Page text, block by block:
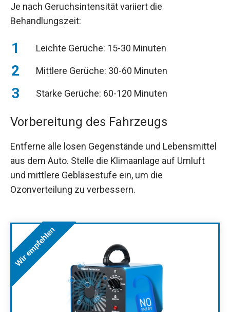
Je nach Geruchsintensität variiert die
Behandlungszeit:
Leichte Gerüche: 15-30 Minuten
Mittlere Gerüche: 30-60 Minuten
Starke Gerüche: 60-120 Minuten
Vorbereitung des Fahrzeugs
Entferne alle losen Gegenstände und Lebensmittel
aus dem Auto. Stelle die Klimaanlage auf Umluft
und mittlere Gebläsestufe ein, um die
Ozonverteilung zu verbessern.
Wir empfehlen